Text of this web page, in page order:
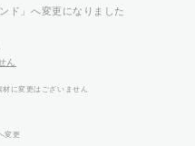
ド」へ変更になりました
ん
に変更はございません
変更